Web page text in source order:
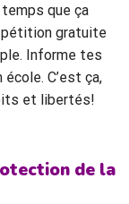
temps que ça
pétition gratuite
Informe tes
C’est ça,
et libertés!
de la